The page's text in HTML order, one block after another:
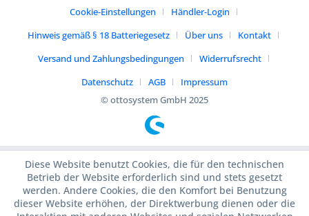
Cookie-Einstellungen
Händler-Login
Hinweis gemäß § 18 Batteriegesetz
Über uns
Kontakt
Versand und Zahlungsbedingungen
Widerrufsrecht
Datenschutz
AGB
Impressum
© ottosystem GmbH 2025
Diese Website benutzt Cookies, die für den technischen
Betrieb der Website erforderlich sind und stets gesetzt
werden. Andere Cookies, die den Komfort bei Benutzung
dieser Website erhöhen, der Direktwerbung dienen oder die